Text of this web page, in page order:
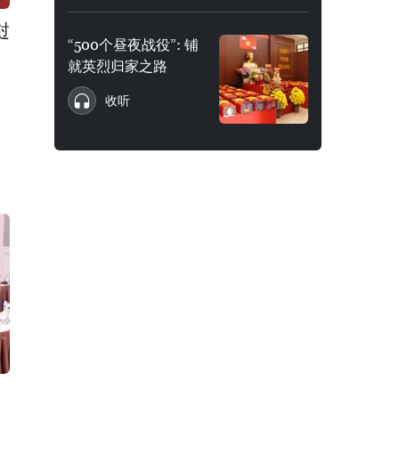
“500个昼夜战役”: 铺
就英烈归家之路
收听